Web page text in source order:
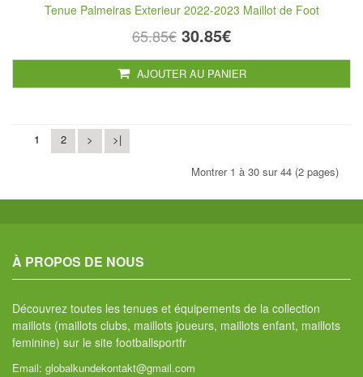
Tenue Palmeiras Exterieur 2022-2023 Maillot de Foot
65.85€ 30.85€
AJOUTER AU PANIER
1 2 > >|
Montrer 1 à 30 sur 44 (2 pages)
À PROPOS DE NOUS
Découvrez toutes les tenues et équipements de la collection
maillots (maillots clubs, maillots joueurs, maillots enfant, maillots
feminine) sur le site footballsportfr
Email: globalkundekontakt@gmail.com